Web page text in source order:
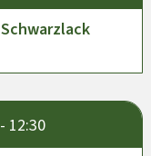
12:30